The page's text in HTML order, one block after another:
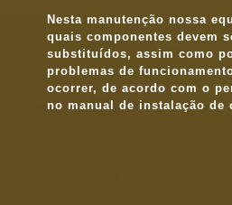
Nesta manutenção nossa
quais componentes devem
substituídos, assim como
problemas de
ocorrer, de acordo com o
no manual de instalação de